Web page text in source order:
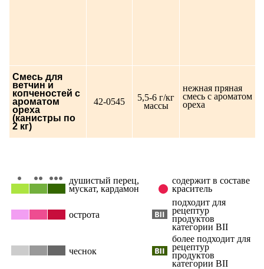
Смесь для
ветчин и
копченостей с
ароматом
ореха
(канистры по
2 кг)
42-0545
5,5-6 г/кг
массы
нежная пряная
смесь с ароматом
ореха
душистый перец,
мускат, кардамон
содержит в составе
краситель
острота
подходит для
рецептур
продуктов
категории ВII
чеснок
более подходит для
рецептур
продуктов
категории ВII